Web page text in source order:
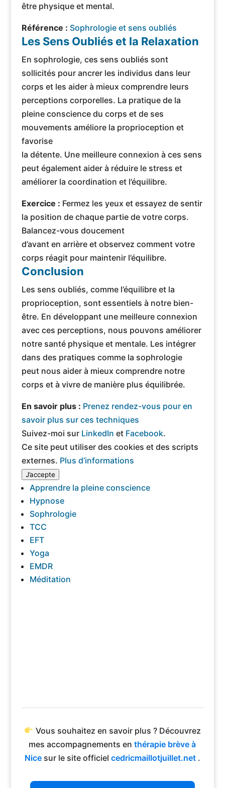
être physique et mental.
Référence : Sophrologie et sens oubliés
Les Sens Oubliés et la Relaxation
En sophrologie, ces sens oubliés sont
sollicités pour ancrer les individus dans leur
corps et les aider à mieux comprendre leurs
perceptions corporelles. La pratique de la
pleine conscience du corps et de ses
mouvements améliore la proprioception et
favorise
la détente. Une meilleure connexion à ces sens
peut également aider à réduire le stress et
améliorer la coordination et l’équilibre.
Exercice : Fermez les yeux et essayez de sentir
la position de chaque partie de votre corps.
Balancez-vous doucement
d’avant en arrière et observez comment votre
corps réagit pour maintenir l’équilibre.
Conclusion
Les sens oubliés, comme l’équilibre et la
proprioception, sont essentiels à notre bien-
être. En développant une meilleure connexion
avec ces perceptions, nous pouvons améliorer
notre santé physique et mentale. Les intégrer
dans des pratiques comme la sophrologie
peut nous aider à mieux comprendre notre
corps et à vivre de manière plus équilibrée.
En savoir plus : Prenez rendez-vous pour en
savoir plus sur ces techniques
Suivez-moi sur LinkedIn et Facebook.
Ce site peut utiliser des cookies et des scripts
externes. Plus d’informations
J’accepte
Apprendre la pleine conscience
Hypnose
Sophrologie
TCC
EFT
Yoga
EMDR
Méditation
Vous souhaitez en savoir plus ? Découvrez
mes accompagnements enthérapie brève à
Nice sur le site officiel cedricmaillotjuillet.net .